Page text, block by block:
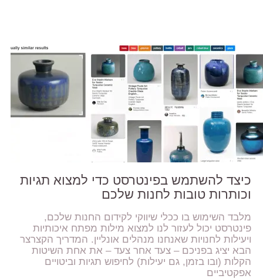
כיצד להשתמש בפינטרסט כדי למצוא תגיות
וכותרות טובות לחנות שלכם
מלבד השימוש בו ככלי שיווקי לקידום החנות שלכם,
פינטרסט יכול לעזור לנו למצוא מילות מפתח איכותיות
ויעילות לחנויות שאנחנו מנהלים אונליין. המדריך הקצרצר
הבא יציג בפניכם – צעד אחר צעד – את אחת השיטות
הקלות (ובו בזמן, גם יעילות) לחיפוש תגיות וביטויים
אפקטיביים